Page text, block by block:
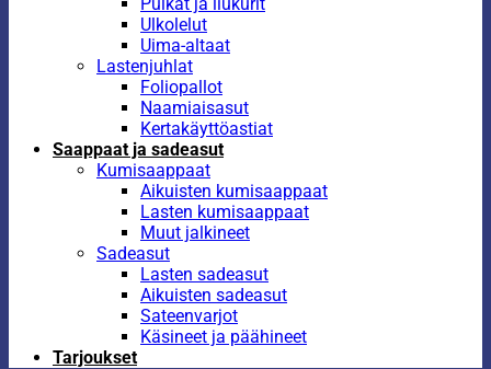
Ulkolelut
Uima-altaat
Lastenjuhlat
Foliopallot
Naamiaisasut
Kertakäyttöastiat
Saappaat ja sadeasut
Kumisaappaat
Aikuisten kumisaappaat
Lasten kumisaappaat
Muut jalkineet
Sadeasut
Lasten sadeasut
Aikuisten sadeasut
Sateenvarjot
Käsineet ja päähineet
Tarjoukset